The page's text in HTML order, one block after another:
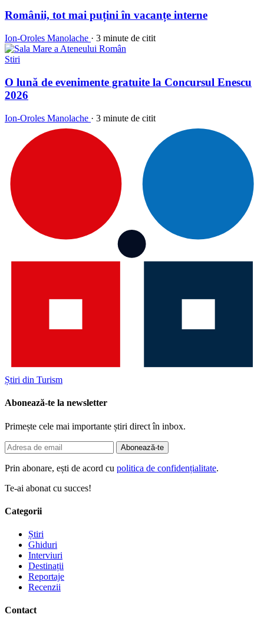
Românii, tot mai puțini în vacanțe interne
Ion-Oroles Manolache · 3 minute de citit
Stiri
O lună de evenimente gratuite la Concursul Enescu
2026
Ion-Oroles Manolache · 3 minute de citit
Știri din Turism
Abonează-te la newsletter
Primește cele mai importante știri direct în inbox.
Abonează-te
Prin abonare, ești de acord cu politica de confidențialitate.
Te-ai abonat cu succes!
Categorii
Știri
Ghiduri
Interviuri
Destinații
Reportaje
Recenzii
Contact